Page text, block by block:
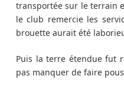
transportée sur le terrain
le club remercie les
brouette aurait été
Puis la terre étendue fut
pas manquer de faire